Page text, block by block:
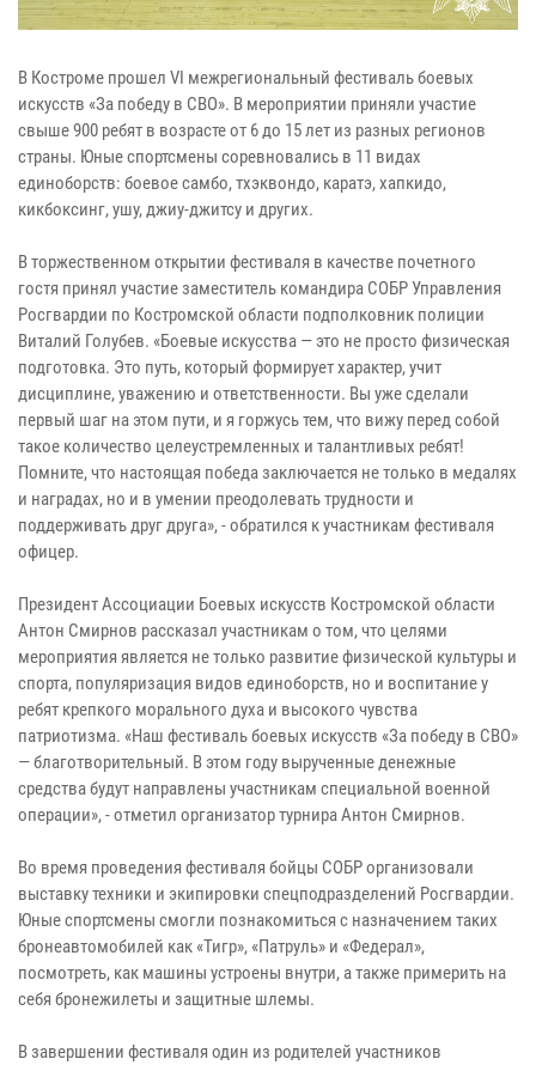
В Костроме прошел VI межрегиональный фестиваль боевых
искусств «За победу в СВО». В мероприятии приняли участие
свыше 900 ребят в возрасте от 6 до 15 лет из разных регионов
страны. Юные спортсмены соревновались в 11 видах
единоборств: боевое самбо, тхэквондо, каратэ, хапкидо,
кикбоксинг, ушу, джиу-джитсу и других.
В торжественном открытии фестиваля в качестве почетного
гостя принял участие заместитель командира СОБР Управления
Росгвардии по Костромской области подполковник полиции
Виталий Голубев. «Боевые искусства — это не просто физическая
подготовка. Это путь, который формирует характер, учит
дисциплине, уважению и ответственности. Вы уже сделали
первый шаг на этом пути, и я горжусь тем, что вижу перед собой
такое количество целеустремленных и талантливых ребят!
Помните, что настоящая победа заключается не только в медалях
и наградах, но и в умении преодолевать трудности и
поддерживать друг друга», - обратился к участникам фестиваля
офицер.
Президент Ассоциации Боевых искусств Костромской области
Антон Смирнов рассказал участникам о том, что целями
мероприятия является не только развитие физической культуры и
спорта, популяризация видов единоборств, но и воспитание у
ребят крепкого морального духа и высокого чувства
патриотизма. «Наш фестиваль боевых искусств «За победу в СВО»
— благотворительный. В этом году вырученные денежные
средства будут направлены участникам специальной военной
операции», - отметил организатор турнира Антон Смирнов.
Во время проведения фестиваля бойцы СОБР организовали
выставку техники и экипировки спецподразделений Росгвардии.
Юные спортсмены смогли познакомиться с назначением таких
бронеавтомобилей как «Тигр», «Патруль» и «Федерал»,
посмотреть, как машины устроены внутри, а также примерить на
себя бронежилеты и защитные шлемы.
В завершении фестиваля один из родителей участников